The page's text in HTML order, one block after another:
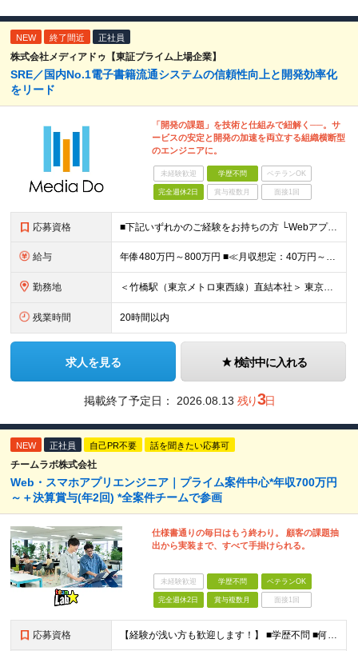
NEW 終了間近 正社員
株式会社メディアドゥ【東証プライム上場企業】
SRE／国内No.1電子書籍流通システムの信頼性向上と開発効率化
をリード
「開発の課題」を技術と仕組みで紐解く──。サ
ービスの安定と開発の加速を両立する組織横断型
のエンジニアに。
未経験歓迎 学歴不問 ベテランOK
完全週休2日 賞与複数月 面接1回
応募資格 ■下記いずれかのご経験をお持ちの方 └Webアプリケーションの開発経験 └インフラ（クラウド/オンプレ不問）構築・運用経験 ■学歴不問 □SRE未経験の方も歓迎 「開発経験を活かしインフラも学びたい
給与 年俸480万円～800万円 ■≪月収想定：40万円～66万6,000円≫ ・担当いただく業務範囲やマネジメントの有無など、役割に応じて決定します ・年俸額を12分割し、毎月支給します ・試用期間3カ
勤務地 ＜竹橋駅（東京メトロ東西線）直結本社＞ 東京都千代田区一ツ橋一丁目1番1号パレスサイドビル5F・8F （変更の範囲）上記を除く当社関連勤務地
残業時間 20時間以内
求人を見る 検討中に入れる
掲載終了予定日： 2026.08.13 残り3日
NEW 正社員 自己PR不要 話を聞きたい応募可
チームラボ株式会社
Web・スマホアプリエンジニア｜プライム案件中心*年収700万円
～＋決算賞与(年2回) *全案件チームで参画
仕様書通りの毎日はもう終わり。 顧客の課題抽
出から実装まで、すべて手掛けられる。
未経験歓迎 学歴不問 ベテランOK
完全週休2日 賞与複数月 面接1回
応募資格 【経験が浅い方も歓迎します！】 ■学歴不問 ■何らかのプログラミング言語を用いた開発実務経験3年以上(言語不問) ＼こんな方に向いています／ ・仕様書通りの開発から抜け出し、より主体的に関わりたい方